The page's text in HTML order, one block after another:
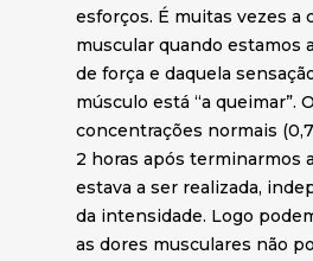
esforços. É muitas vezes a
muscular quando estamos
de força e daquela
músculo está “a queimar”.
concentrações normais (0,7
2 horas após terminarmos
estava a ser realizada,
da intensidade. Logo
as dores musculares não